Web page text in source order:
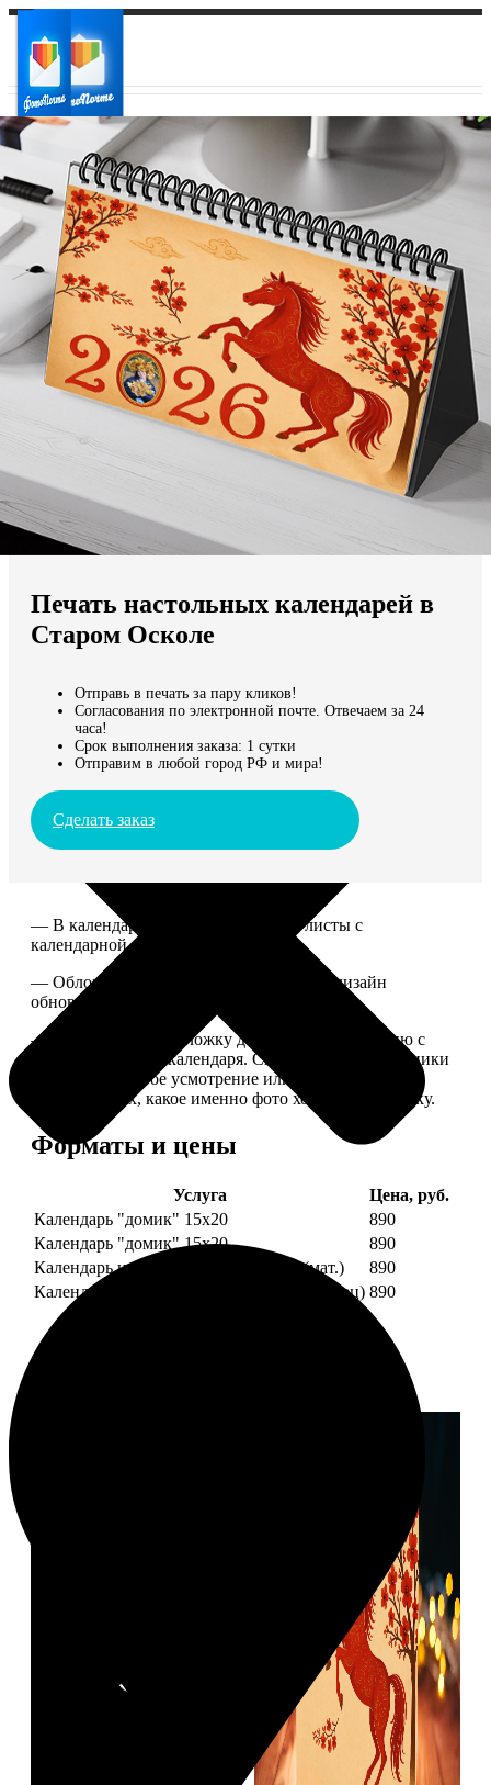
Ваш город:
Ваш регион доставки
Выберите из списка:
Мы доставляем по всему миру
Продолжить без города
Печать настольных календарей в
Старом Осколе
Отправь в печать за пару кликов!
Согласования по электронной почте. Отвечаем за 24
часа!
Срок выполнения заказа: 1 сутки
Отправим в любой город РФ и мира!
Сделать заказ
— В календаре 13 листов: обложка+листы с
календарной сеткой.
— Обложка для календаря стандартная, дизайн
обновляем каждый год.
— В кружочек на обложку добавляем фотографию с
одной из страниц календаря. Снимок наши сотрудники
выбирают на свое усмотрение или пишите в
комментариях, какое именно фото хотите на обложку.
Форматы и цены
Услуга
Цена, руб.
Календарь "домик" 15х20
890
Календарь "домик" 15х20
890
Календарь настольный А5 210х148 (мат.)
890
Календарь настольный А5 210х148 (глянец) 890